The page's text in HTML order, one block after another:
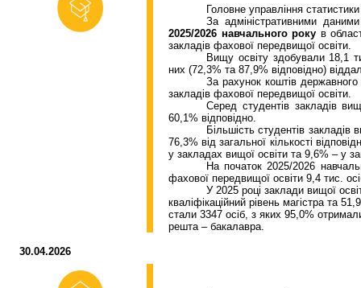
Головне управління
За адміністративними
2025/2026 навчального року в
закладів фахової передвищоїосвіти.
Вищу освіту здобували 18,1
них (72,3% та 87,9% відповідно)
За рахунок коштів
закладів фахової передвищоїосвіти.
Серед студентів закладів
60,1% відповідно.
Більшість студентів
76,3% від загальної кількості
у закладах вищої освіти та 9,6% – у
На початок 2025/2026
фахової передвищоїосвіти 9,4 тис.
У 2025 році заклади вищої
кваліфікаційний рівень магістра та
стали 3347 осіб, з яких 95,0%
решта – бакалавра.
30.04.2026